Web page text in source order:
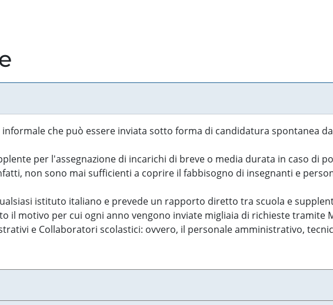
che può essere inviata sotto forma di candidatura spontanea
per l'assegnazione di incarichi di breve o media durata in caso di
non sono mai sufficienti a coprire il fabbisogno di insegnanti e
istituto italiano e prevede un rapporto diretto tra scuola e
il motivo per cui ogni anno vengono inviate migliaia di richieste tramite
e Collaboratori scolastici: ovvero, il personale amministrativo,